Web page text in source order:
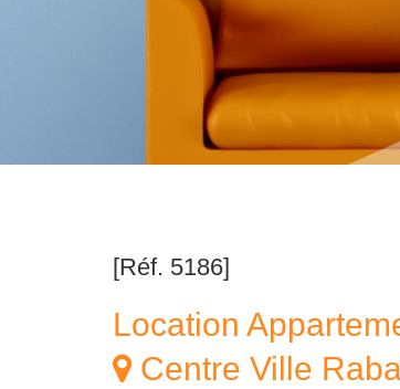
[Réf. 5186]
Location
Centre Ville